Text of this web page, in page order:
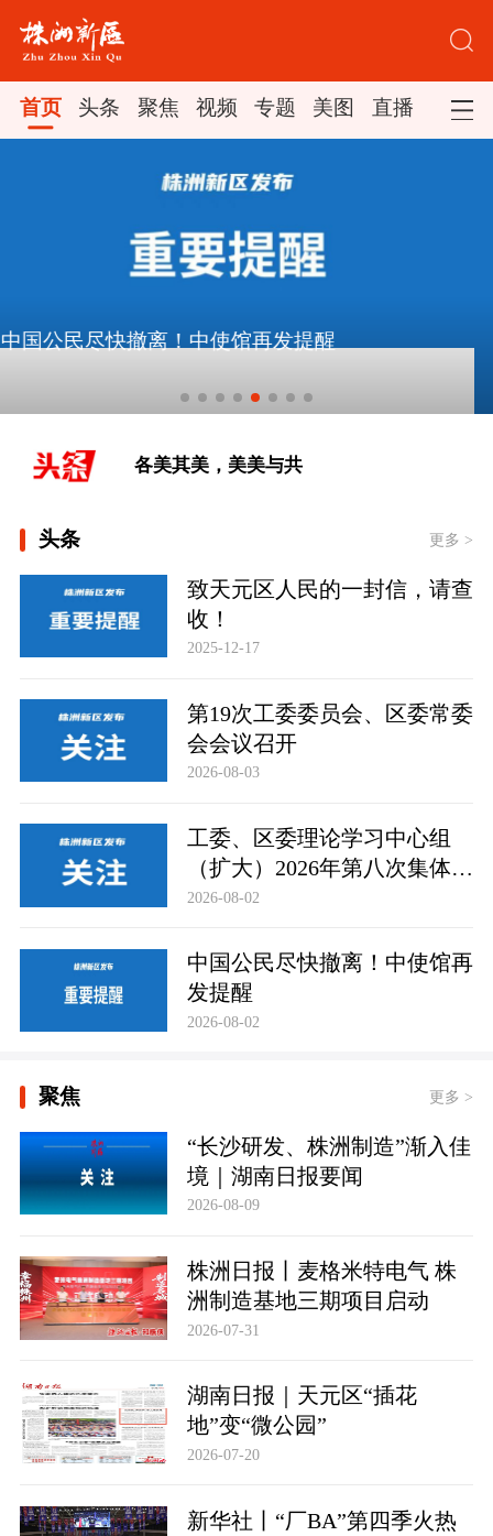
首页 头条 聚焦 视频 专题 美图 直播
中宣部授予王戟同志“时代楷模”称号
[新思想引领新征程丨丰收背后
的“稳”与“进”]
各美其美，美美与共
[新思想引领新征程丨丰收背后
的“稳”与“进”]
各美其美，美美与共
头条 更多 >
致天元区人民的一封信，请查
收！
2025-12-17
第19次工委委员会、区委常委
会会议召开
2026-08-03
工委、区委理论学习中心组
（扩大）2026年第八次集体学
习举行
2026-08-02
中国公民尽快撤离！中使馆再
发提醒
2026-08-02
聚焦 更多 >
“长沙研发、株洲制造”渐入佳
境｜湖南日报要闻
2026-08-09
株洲日报丨麦格米特电气 株
洲制造基地三期项目启动
2026-07-31
湖南日报｜天元区“插花
地”变“微公园”
2026-07-20
新华社丨“厂BA”第四季火热